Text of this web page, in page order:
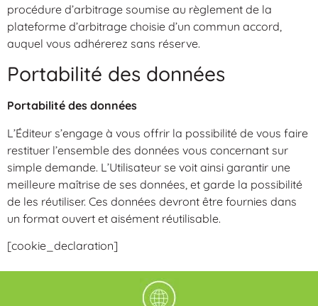
procédure d’arbitrage soumise au règlement de la
plateforme d’arbitrage choisie d’un commun accord,
auquel vous adhérerez sans réserve.
Portabilité des données
Portabilité des données
L’Éditeur s’engage à vous offrir la possibilité de vous faire
restituer l’ensemble des données vous concernant sur
simple demande. L’Utilisateur se voit ainsi garantir une
meilleure maîtrise de ses données, et garde la possibilité
de les réutiliser. Ces données devront être fournies dans
un format ouvert et aisément réutilisable.
[cookie_declaration]